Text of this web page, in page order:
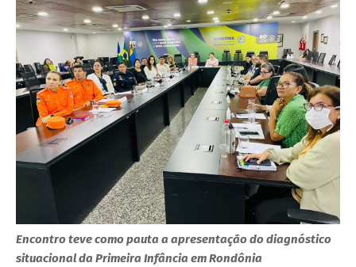
Encontro teve como pauta a apresentação do diagnóstico
situacional da Primeira Infância em Rondônia